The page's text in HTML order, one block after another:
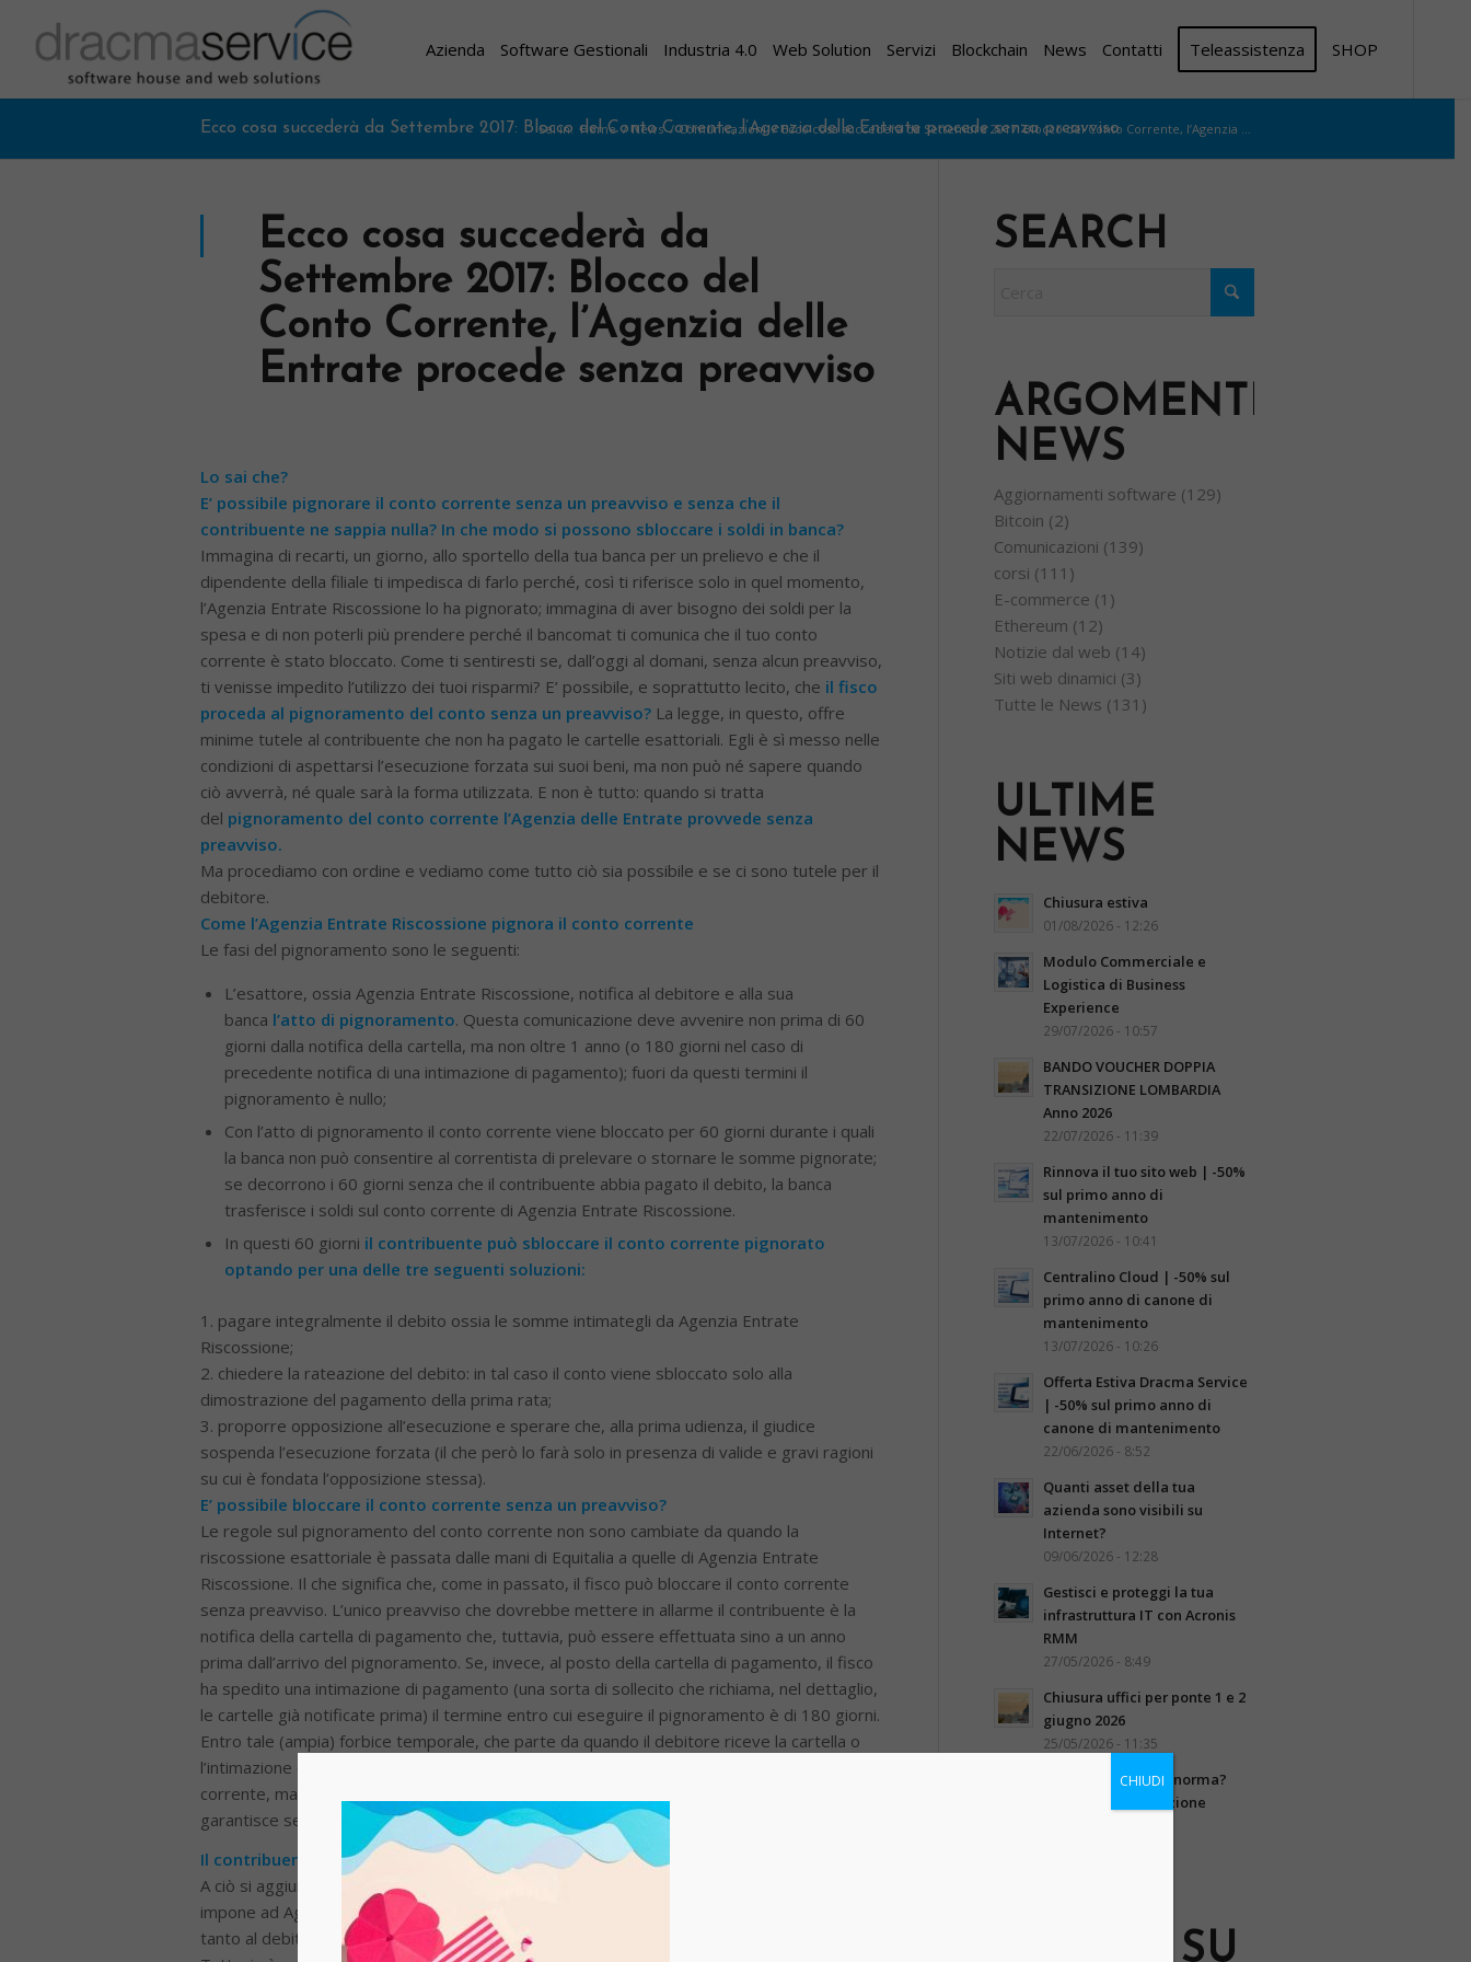
Azienda Software Gestionali Industria 4.0 Web Solution Servizi Blockchain News Contatti Teleassistenza SHOP
Ecco cosa succederà da Settembre 2017: Blocco del Conto Corrente, l’Agenzia delle Entrate procede senza preavviso
Sei in: Home / News / Comunicazioni / Ecco cosa succederà da Settembre 2017: Blocco del Conto Corrente, l’Agenzia ...
Ecco cosa succederà da
Settembre 2017: Blocco del
Conto Corrente, l’Agenzia delle
Entrate procede senza preavviso
Lo sai che?
E’possibile pignorare il conto corrente senza un preavviso e senza che il
contribuente ne sappia nulla? In che modo si possono sbloccare i soldi in banca?
Immagina di recarti, un giorno, allo sportello della tua banca per un prelievo e che il
dipendente della filiale ti impedisca di farlo perché, così ti riferisce solo in quel momento,
l’Agenzia Entrate Riscossione lo ha pignorato; immagina di aver bisogno dei soldi per la
spesa e di non poterli più prendere perché il bancomat ti comunica che il tuo conto
corrente è stato bloccato. Come ti sentiresti se, dall’oggi al domani, senza alcun preavviso,
ti venisse impedito l’utilizzo dei tuoi risparmi? E’ possibile, e soprattutto lecito, che il fisco
proceda al pignoramento del conto senza un preavviso?La legge, in questo, offre
minime tutele al contribuente che non ha pagato le cartelle esattoriali. Egli è sì messo nelle
condizioni di aspettarsi l’esecuzione forzata sui suoi beni, ma non può né sapere quando
ciò avverrà, né quale sarà la forma utilizzata. E non è tutto: quando si tratta
del pignoramento del conto corrente l’Agenzia delle Entrate provvede senza
preavviso.
Ma procediamo con ordine e vediamo come tutto ciò sia possibile e se ci sono tutele per il
debitore.
Come l’Agenzia Entrate Riscossione pignora il conto corrente
Le fasi del pignoramento sono le seguenti:
L’esattore, ossia Agenzia Entrate Riscossione, notifica al debitore e alla sua
banca l’atto di pignoramento. Questa comunicazione deve avvenire non prima di 60
giorni dalla notifica della cartella, ma non oltre 1 anno (o 180 giorni nel caso di
precedente notifica di una intimazione di pagamento); fuori da questi termini il
pignoramento è nullo;
Con l’atto di pignoramento il conto corrente viene bloccato per 60 giorni durante i quali
la banca non può consentire al correntista di prelevare o stornare le somme pignorate;
se decorrono i 60 giorni senza che il contribuente abbia pagato il debito, la banca
trasferisce i soldi sul conto corrente di Agenzia Entrate Riscossione.
In questi 60 giorni il contribuente può sbloccare il conto corrente pignorato
optando per una delle tre seguenti soluzioni:
1. pagare integralmente il debito ossia le somme intimategli da Agenzia Entrate
Riscossione;
2. chiedere la rateazione del debito: in tal caso il conto viene sbloccato solo alla
dimostrazione del pagamento della prima rata;
3. proporre opposizione all’esecuzione e sperare che, alla prima udienza, il giudice
sospenda l’esecuzione forzata (il che però lo farà solo in presenza di valide e gravi ragioni
su cui è fondata l’opposizione stessa).
E’ possibile bloccare il conto corrente senza un preavviso?
Le regole sul pignoramento del conto corrente non sono cambiate da quando la
riscossione esattoriale è passata dalle mani di Equitalia a quelle di Agenzia Entrate
Riscossione. Il che significa che, come in passato, il fisco può bloccare il conto corrente
senza preavviso. L’unico preavviso che dovrebbe mettere in allarme il contribuente è la
notifica della cartella di pagamento che, tuttavia, può essere effettuata sino a un anno
prima dall’arrivo del pignoramento. Se, invece, al posto della cartella di pagamento, il fisco
ha spedito una intimazione di pagamento (una sorta di sollecito che richiama, nel dettaglio,
le cartelle già notificate prima) il termine entro cui eseguire il pignoramento è di 180 giorni.
Entro tale (ampia) forbice temporale, che parte da quando il debitore riceve la cartella o
l’intimazione ogni momento è buono per subire non solo il pignoramento del conto
corrente, ma anche quello dello stipendio, della pensione, della casa. Nulla tuttavia gli
garantisce se e quando, con precisione, avverrà l’esecuzione forzata.
Il contribuente sa del blocco solo quando va a prelevare i soldi?
A ciò si aggiunge un’altra particolarità che la legge non ha voluto precisare. La norma che
impone ad Agenzia Entrate Riscossione di notificare il pignoramento del conto corrente
tanto al debitore quanto alla banca non dice a chi dei due debba essere prima inviato.
SEARCH
ARGOMENTI
NEWS
Aggiornamenti software (129)
Bitcoin (2)
Comunicazioni (139)
corsi (111)
E-commerce (1)
Ethereum (12)
Notizie dal web (14)
Siti web dinamici (3)
Tutte le News (131)
ULTIME
NEWS
Chiusura estiva
01/08/2026 - 12:26
Modulo Commerciale e
Logistica di Business
Experience
29/07/2026 - 10:57
BANDO VOUCHER DOPPIA
TRANSIZIONE LOMBARDIA
Anno 2026
22/07/2026 - 11:39
Rinnova il tuo sito web | -50%
sul primo anno di
mantenimento
13/07/2026 - 10:41
Centralino Cloud | -50% sul
primo anno di canone di
mantenimento
13/07/2026 - 10:26
Offerta Estiva Dracma Service
| -50% sul primo anno di
canone di mantenimento
22/06/2026 - 8:52
Quanti asset della tua
azienda sono visibili su
Internet?
09/06/2026 - 12:28
Gestisci e proteggi la tua
infrastruttura IT con Acronis
RMM
27/05/2026 - 8:49
Chiusura uffici per ponte 1 e 2
giugno 2026
25/05/2026 - 11:35
La tua azienda è a norma?
Scopri la conservazione
SEGUICI SU
CHIUDI